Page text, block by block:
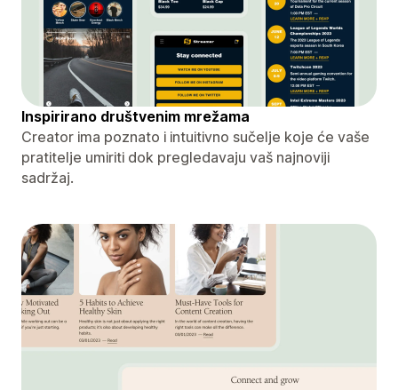
Inspirirano društvenim mrežama
Creator ima poznato i intuitivno sučelje koje će vaše
pratitelje umiriti dok pregledavaju vaš najnoviji
sadržaj.